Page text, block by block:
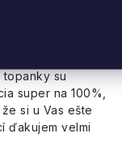
topanky su
super na 100%,
si u Vas ešte
ďakujem velmi